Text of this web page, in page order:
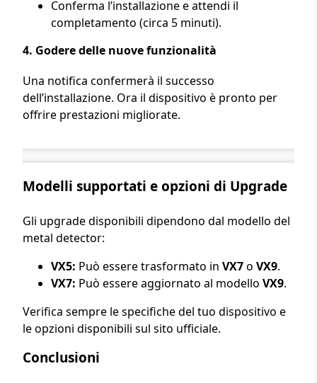
Conferma l’installazione e attendi il
completamento (circa 5 minuti).
4. Godere delle nuove funzionalità
Una notifica confermerà il successo
dell’installazione. Ora il dispositivo è pronto per
offrire prestazioni migliorate.
Modelli supportati e opzioni di Upgrade
Gli upgrade disponibili dipendono dal modello del
metal detector:
VX5: Può essere trasformato in VX7o VX9.
VX7: Può essere aggiornato al modello VX9.
Verifica sempre le specifiche del tuo dispositivo e
le opzioni disponibili sul sito ufficiale.
Conclusioni